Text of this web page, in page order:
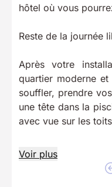
hôtel où vous
Reste de la journée
Après votre
quartier moderne et
souffler, prendre
une tête dans la
avec vue sur les
Voir plus